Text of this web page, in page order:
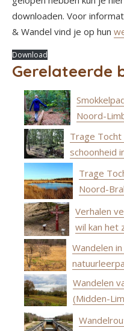
downloaden. Voor
& Wandel vind je op hun
Download
Gerelateerde
Noord-
Trage
schoonheid
Trage
Noord-
Verhalen
wil kan het
Wandelen
Wandelen
(Midden-